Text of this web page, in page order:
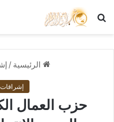
بحث عن
الرئيسية /
حزب العمال